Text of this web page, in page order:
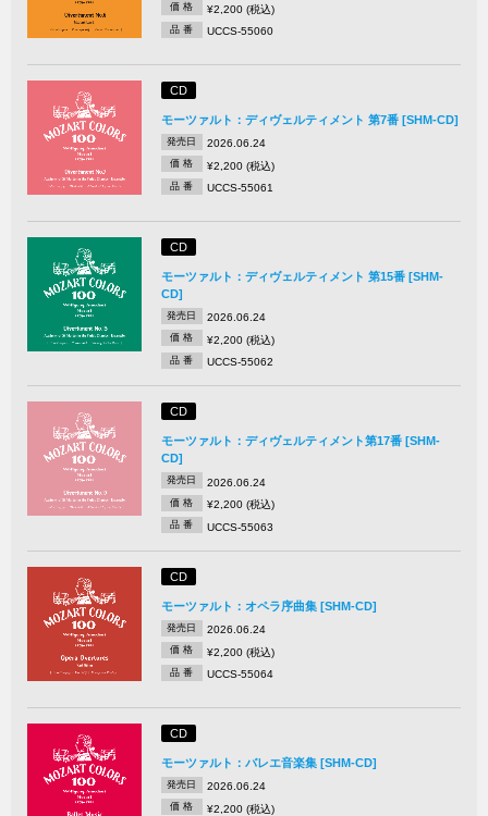
価 格 ¥2,200 (税込)
品 番 UCCS-55060
CD
モーツァルト：ディヴェルティメント 第7番 [SHM-CD]
発売日 2026.06.24
価 格 ¥2,200 (税込)
品 番 UCCS-55061
CD
モーツァルト：ディヴェルティメント 第15番 [SHM-
CD]
発売日 2026.06.24
価 格 ¥2,200 (税込)
品 番 UCCS-55062
CD
モーツァルト：ディヴェルティメント第17番 [SHM-
CD]
発売日 2026.06.24
価 格 ¥2,200 (税込)
品 番 UCCS-55063
CD
モーツァルト：オペラ序曲集 [SHM-CD]
発売日 2026.06.24
価 格 ¥2,200 (税込)
品 番 UCCS-55064
CD
モーツァルト：バレエ音楽集 [SHM-CD]
発売日 2026.06.24
価 格 ¥2,200 (税込)